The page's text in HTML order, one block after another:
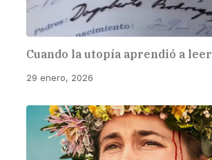
Cuando la utopía aprendió a leer
29 enero, 2026